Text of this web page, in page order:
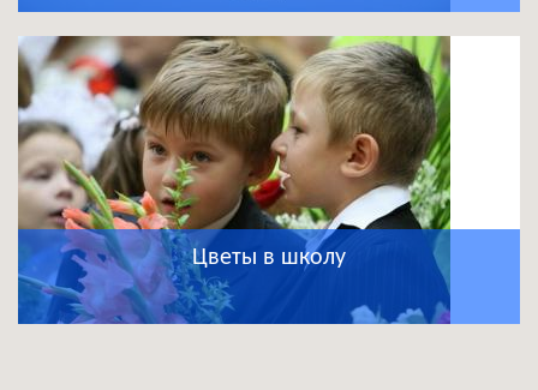
Цветы в школу